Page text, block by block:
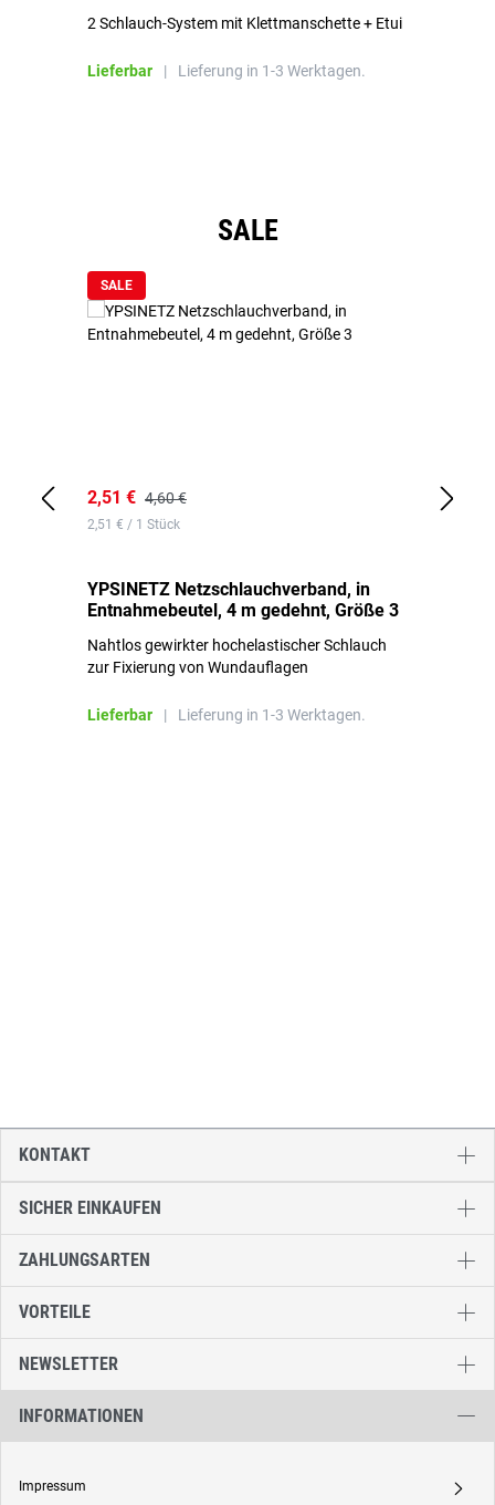
2 Schlauch-System mit Klettmanschette + Etui
Lieferbar | Lieferung in 1-3 Werktagen.
SALE
SALE
2,51 € 4,60 €
2,51 € / 1 Stück
YPSINETZ Netzschlauchverband, in
Entnahmebeutel, 4 m gedehnt, Größe 3
Nahtlos gewirkter hochelastischer Schlauch
zur Fixierung von Wundauflagen
Lieferbar | Lieferung in 1-3 Werktagen.
SICHER EINKAUFEN
ZAHLUNGSARTEN
VORTEILE
NEWSLETTER
INFORMATIONEN
Impressum A
KONTAKT